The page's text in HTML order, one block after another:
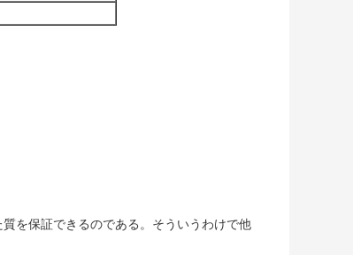
を保証できるのである。そういうわけで他